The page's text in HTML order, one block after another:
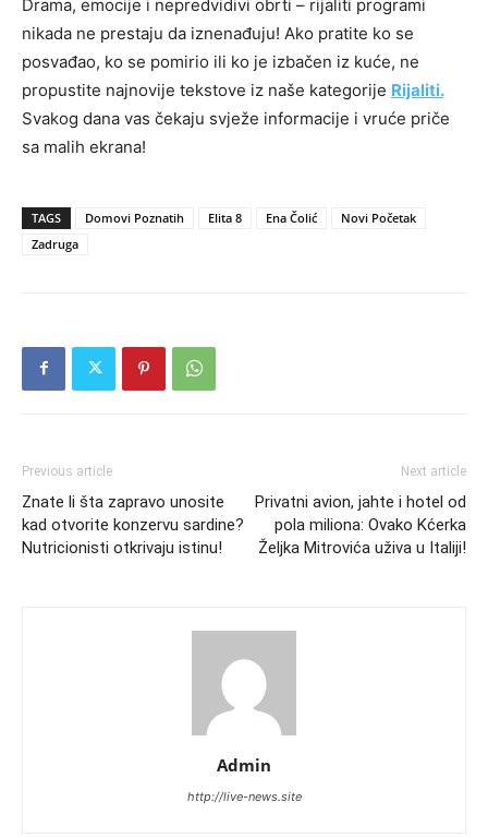
Drama, emocije i nepredvidivi obrti – rijaliti programi
nikada ne prestaju da iznenađuju! Ako pratite ko se
posvađao, ko se pomirio ili ko je izbačen iz kuće, ne
propustite najnovije tekstove iz naše kategorije Rijaliti.
Svakog dana vas čekaju svježe informacije i vruće priče
sa malih ekrana!
TAGS Domovi Poznatih Elita 8 Ena Čolić
Novi Početak
Zadruga
Previous article
Znate li šta zapravo unosite
kad otvorite konzervu sardine?
Nutricionisti otkrivaju istinu!
Next article
Privatni avion, jahte i hotel od
pola miliona: Ovako Kćerka
Željka Mitrovića uživa u Italiji!
Admin
http://live-news.site